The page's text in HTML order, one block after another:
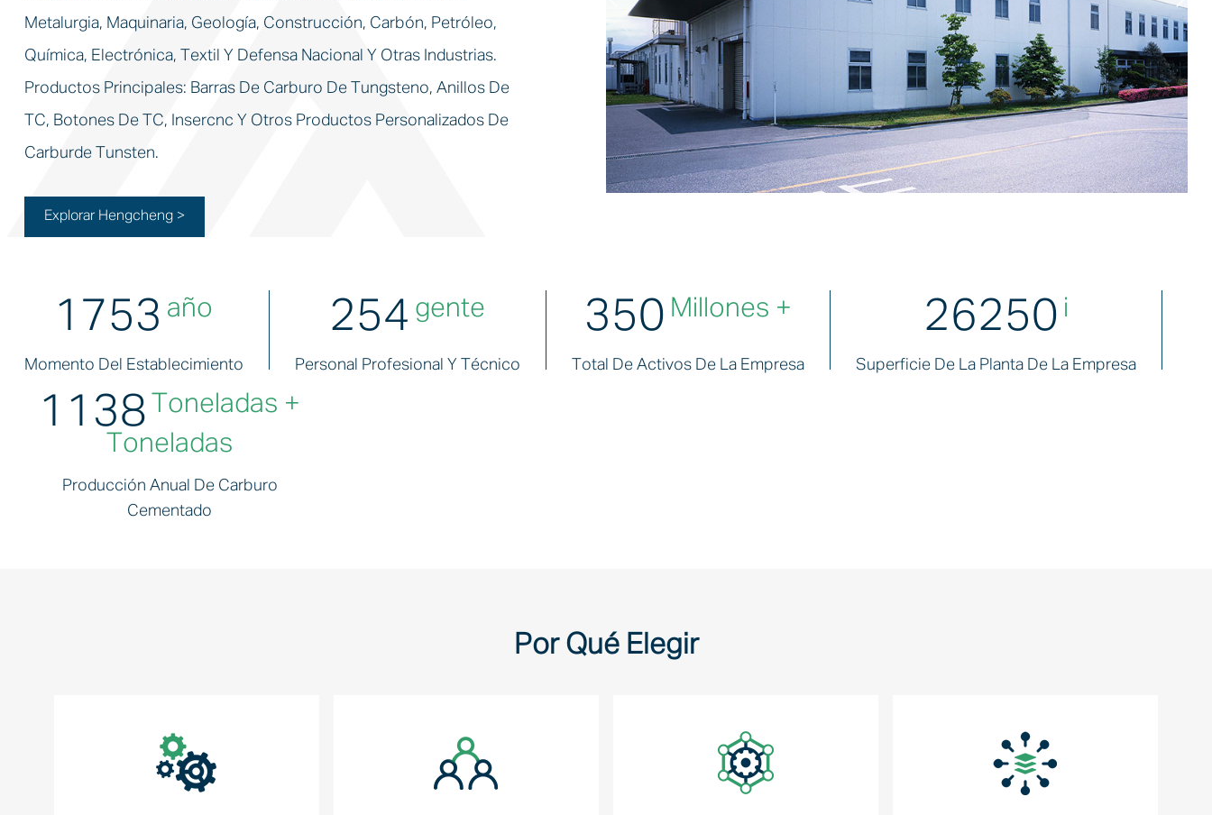
Metalurgia, Maquinaria, Geología, Construcción, Carbón, Petróleo,
Química, Electrónica, Textil Y Defensa Nacional Y Otras Industrias.
Productos Principales: Barras De Carburo De Tungsteno, Anillos De
TC, Botones De TC, Insercnc Y Otros Productos Personalizados De
Carburde Tunsten.
Explorar Hengcheng >
1992 Año
Momento Del Establecimiento
289 Gente
Personal Profesional Y Técnico
400 Millones +
Total De Activos De La Empresa
30000 I
Superficie De La Planta De La Empresa
1300
Toneladas +
Toneladas
Producción Anual De Carburo
Cementado
Por Qué Elegir